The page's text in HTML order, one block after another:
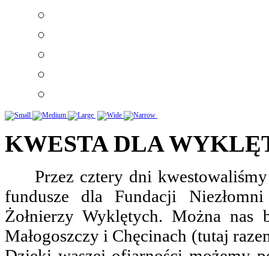
KWESTA DLA
Przez cztery dni kwestowaliśmy
fundusze dla Fundacji
Żołnierzy Wyklętych. Można nas
Małogoszczy i Chęcinach (tutaj